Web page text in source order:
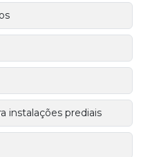
instalações prediais